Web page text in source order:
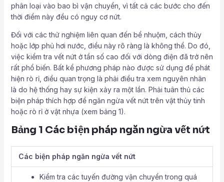
phân loại vào bao bì vận chuyển, vì tất cả các bước cho đến
thời điểm này đều có nguy cơ nứt.
Đối với các thử nghiệm liên quan đến bể nhuộm, cách thủy
hoặc lớp phủ hơi nước, điều này rõ ràng là không thể. Do đó,
việc kiểm tra vết nứt ở tần số cao đối với dòng điện đã trở nên
rất phổ biến. Bất kể phương pháp nào được sử dụng để phát
hiện rò rỉ, điều quan trọng là phải điều tra xem nguyên nhân
là do hệ thống hay sự kiện xảy ra một lần. Phải tuân thủ các
biện pháp thích hợp để ngăn ngừa vết nứt trên vật thủy tinh
hoặc rò rỉ ở vật nhựa (xem bảng 1).
Bảng 1 Các biện pháp ngăn ngừa vết nứt
Các biện pháp ngăn ngừa vết nứt
Kiểm tra các tuyến đường vận chuyển trong quá